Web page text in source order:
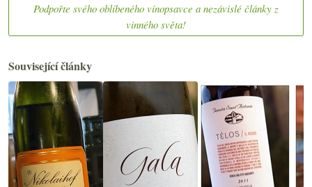
Podpořte svého oblíbeného vínopsavce a nezávislé články z
vinného světa!
Související články